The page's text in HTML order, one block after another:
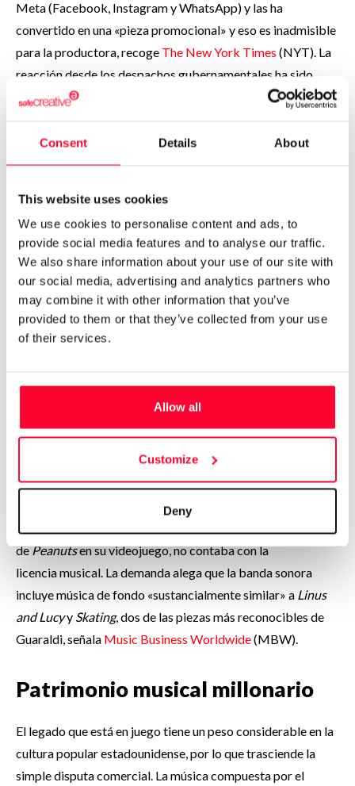
Consent Details About
This website uses cookies
We use cookies to personalise content and ads, to
provide social media features and to analyse our traffic.
We also share information about your use of our site with
our social media, advertising and analytics partners who
may combine it with other information that you’ve
provided to them or that they’ve collected from your use
of their services.
Allow all
Customize
Deny
Meta (Facebook, Instagram y WhatsApp) y las ha
convertido en una «pieza promocional» y eso es inadmisible
para la productora, recoge The New York Times (NYT). La
reacción desde los despachos gubernamentales ha sido
rápida, pero esquiva. Los portavoces de la cartera de
la Administración estadounidense indicando que no emiten
comentarios sobre litigios en curso.
Ofensiva contra empresas
privadas
Pero la ofensiva de la productora no se limita al ámbito
público. El mismo día que denunció a la administración en
Washington, LMFP demandó también, por separado, en
subastas Heritage Auctions y la compañía de
videojuegos GameMill.
Se da circunstancia de que en el caso de GameMill, aunque
había obtenido permiso para el uso de los personajes
dePeanutsen su videojuego, no contaba con la
licencia musical. La demanda alega que la banda sonora
incluye música de fondo «sustancialmente similar» a Linus
and Lucyy Skating, dos de las piezas más reconocibles de
Guaraldi, señala Music Business Worldwide(MBW).
Patrimonio musical millonario
El legado que está en juego tiene un peso considerable en la
cultura popular estadounidense, por lo que trasciende la
simple disputa comercial. La música compuesta por el